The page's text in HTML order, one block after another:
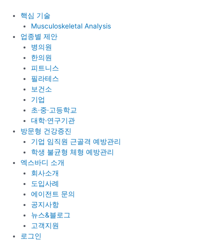
핵심 기술
Musculoskeletal Analysis
업종별 제안
병의원
한의원
피트니스
필라테스
보건소
기업
초·중·고등학교
대학·연구기관
방문형 건강증진
기업 임직원 근골격 예방관리
학생 불균형 체형 예방관리
엑스바디 소개
회사소개
도입사례
에이전트 문의
공지사항
뉴스&블로그
고객지원
로그인